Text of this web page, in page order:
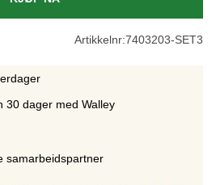
Artikkelnr:7403203-SET3
dager med Walley
samarbeidspartner